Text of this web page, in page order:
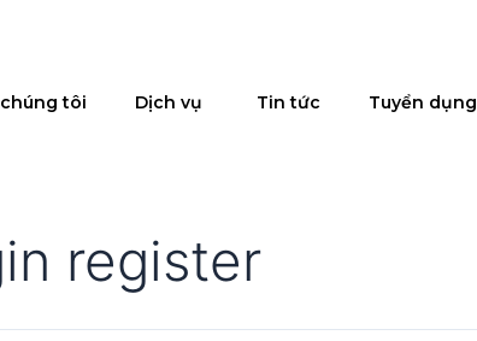
tôi Dịch vụ Tin tức Tuyển dụng
register